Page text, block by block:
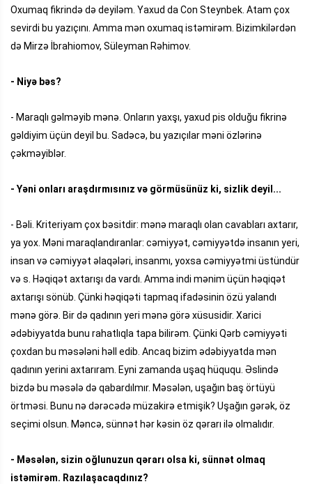
Oxumaq fikrində də deyiləm. Yaxud da Con Steynbek. Atam çox
sevirdi bu yazıçını. Amma mən oxumaq istəmirəm. Bizimkilərdən
də Mirzə İbrahiomov, Süleyman Rəhimov.
- Niyə bəs?
- Maraqlı gəlməyib mənə. Onların yaxşı, yaxud pis olduğu fikrinə
gəldiyim üçün deyil bu. Sadəcə, bu yazıçılar məni özlərinə
çəkməyiblər.
- Yəni onları araşdırmısınız və görmüsünüz ki, sizlik deyil...
- Bəli. Kriteriyam çox bəsitdir: mənə maraqlı olan cavabları axtarır,
ya yox. Məni maraqlandıranlar: cəmiyyət, cəmiyyətdə insanın yeri,
insan və cəmiyyət əlaqələri, insanmı, yoxsa cəmiyyətmi üstündür
və s. Həqiqət axtarışı da vardı. Amma indi mənim üçün həqiqət
axtarışı sönüb. Çünki həqiqəti tapmaq ifadəsinin özü yalandı
mənə görə. Bir də qadının yeri mənə görə xüsusidir. Xarici
ədəbiyyatda bunu rahatlıqla tapa bilirəm. Çünki Qərb cəmiyyəti
çoxdan bu məsələni həll edib. Ancaq bizim ədəbiyyatda mən
qadının yerini axtarıram. Eyni zamanda uşaq hüququ. Əslində
bizdə bu məsələ də qabardılmır. Məsələn, uşağın baş örtüyü
örtməsi. Bunu nə dərəcədə müzakirə etmişik? Uşağın gərək, öz
seçimi olsun. Məncə, sünnət hər kəsin öz qərarı ilə olmalıdır.
- Məsələn, sizin oğlunuzun qərarı olsa ki, sünnət olmaq
istəmirəm. Razılaşacaqdınız?